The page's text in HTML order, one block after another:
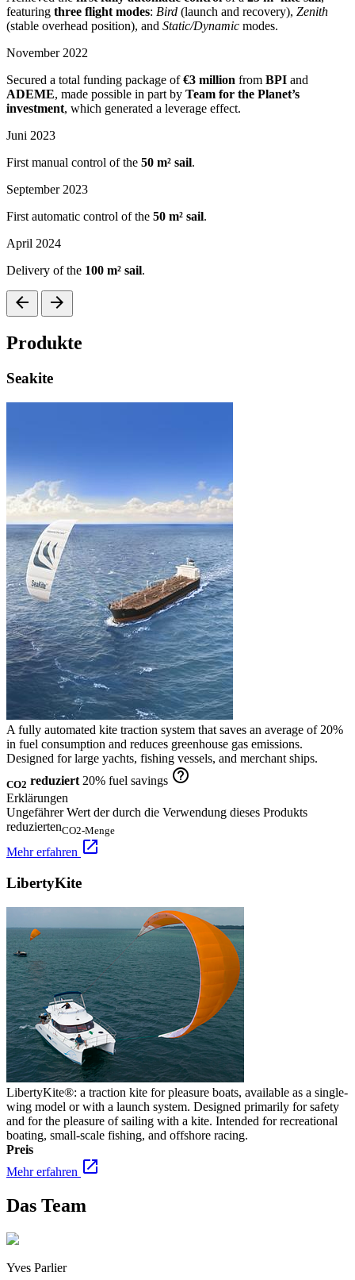
featuring three flight modes: Bird (launch and recovery), Zenith
(stable overhead position), and Static/Dynamic modes.
November 2022
Secured a total funding package of€3 million from BPI and
ADEME, made possible in part by Team for the Planet’s
investment, which generated a leverage effect.
Juni 2023
First manual control of the 50 m² sail.
September 2023
First automatic control of the 50 m² sail.
April 2024
Delivery of the 100 m² sail.
arrow_back arrow_forward
Produkte
Seakite
A fully automated kite traction system that saves an average of 20%
in fuel consumption and reduces greenhouse gas emissions.
Designed for large yachts, fishing vessels, and merchant ships.
CO2 reduziert 20% fuel savings help_outline
Erklärungen
Ungefährer Wert der durch die Verwendung dieses Produkts
reduziertenCO2-Menge
Mehr erfahren open_in_new
LibertyKite
LibertyKite®: a traction kite for pleasure boats, available as a single-
wing model or with a launch system. Designed primarily for safety
and for the pleasure of sailing with a kite. Intended for recreational
boating, small-scale fishing, and offshore racing.
Preis
Mehr erfahren open_in_new
Das Team
Yves Parlier